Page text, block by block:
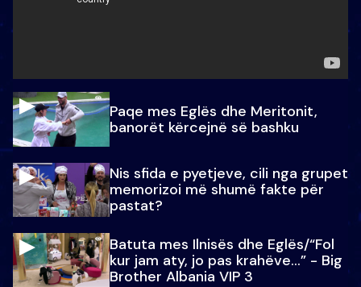
Paqe mes Eglës dhe Meritonit,
banorët kërcejnë së bashku
Nis sfida e pyetjeve, cili nga grupet
memorizoi më shumë fakte për
pastat?
Batuta mes Ilnisës dhe Eglës/“Fol
kur jam aty, jo pas krahëve…” - Big
Brother Albania VIP 3